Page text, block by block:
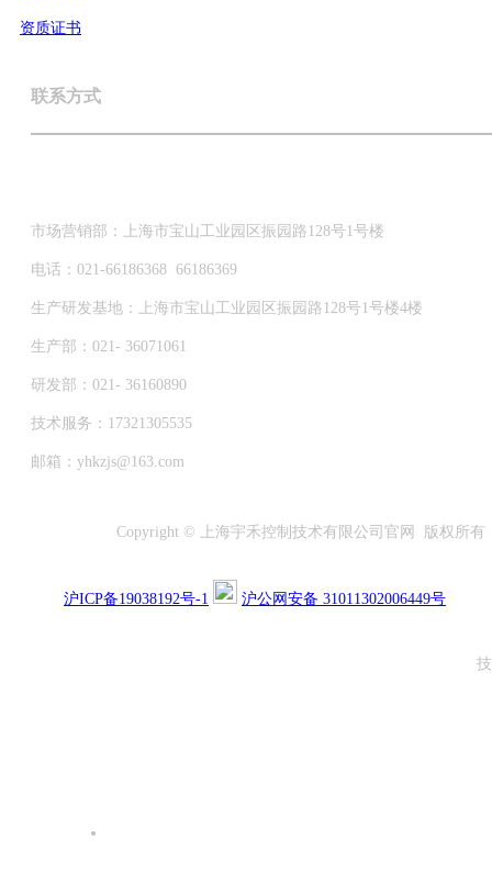
资质证书
联系方式
市场营销部：上海市宝山工业园区振园路128号1号楼
电话：021-66186368 66186369
生产研发基地：上海市宝山工业园区振园路128号1号楼4楼
生产部：021- 36071061
研发部：021- 36160890
技术服务：17321305535
邮箱：yhkzjs@163.com
Copyright © 上海宇禾控制技术有限公司官网 版权所有
沪ICP备19038192号-1 沪公网安备 31011302006449号